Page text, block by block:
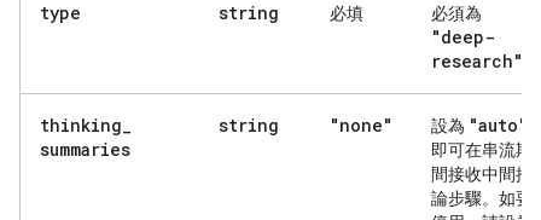
type string 必填 必須為
"deep-
research"
thinking_
summaries
string "none" 設為 "auto"
即可在串流期
間接收中間推
論步驟。如要